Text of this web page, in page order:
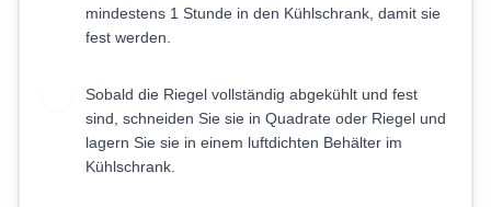
mindestens 1 Stunde in den Kühlschrank, damit sie
fest werden.
Sobald die Riegel vollständig abgekühlt und fest
sind, schneiden Sie sie in Quadrate oder Riegel und
lagern Sie sie in einem luftdichten Behälter im
Kühlschrank.